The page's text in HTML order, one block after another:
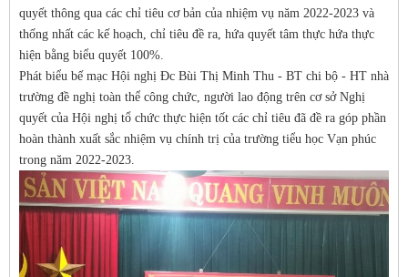
quyết thông qua các chỉ tiêu cơ bản của nhiệm vụ năm 2022-2023 và
thống nhất các kế hoạch, chỉ tiêu đề ra, hứa quyết tâm thực hứa thực
hiện bằng biểu quyết 100%.
Phát biểu bế mạc Hội nghị Đc Bùi Thị Minh Thu - BT chi bộ - HT nhà
trường đề nghị toàn thể công chức, người lao động trên cơ sở Nghị
quyết của Hội nghị tổ chức thực hiện tốt các chỉ tiêu đã đề ra góp phần
hoàn thành xuất sắc nhiệm vụ chính trị của trường tiểu học Vạn phúc
trong năm 2022-2023.